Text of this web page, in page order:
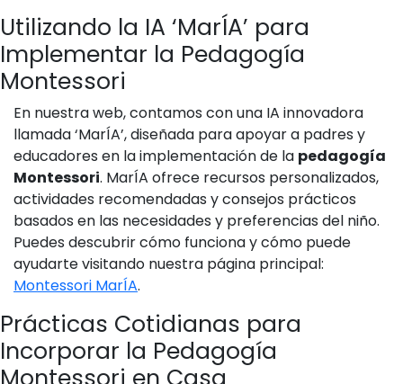
Utilizando la IA ‘MarÍA’ para
Implementar la Pedagogía
Montessori
En nuestra web, contamos con una IA innovadora
llamada ‘MarÍA’, diseñada para apoyar a padres y
educadores en la implementación de la pedagogía
Montessori. MarÍA ofrece recursos personalizados,
actividades recomendadas y consejos prácticos
basados en las necesidades y preferencias del niño.
Puedes descubrir cómo funciona y cómo puede
ayudarte visitando nuestra página principal:
Montessori MarÍA.
Prácticas Cotidianas para
Incorporar la Pedagogía